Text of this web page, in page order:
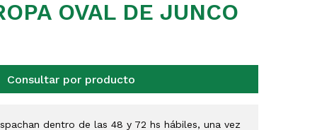
OVAL DE JUNCO
Consultar por producto
dentro de las 48 y 72 hs hábiles, una vez